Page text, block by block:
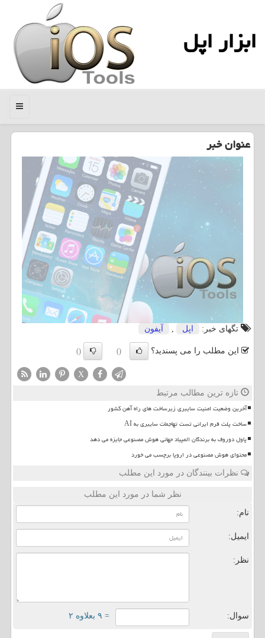
ابزار اپل
منو
عنوان خبر
تگهای خبر: اپل آیفون
این مطلب را می پسندید؟ ()
()
X
تازه ترین مطالب مرتبط
آخرین وضعیت امنیت سایبری زیرساخت های راه آهن کشور
ساخت پلت فرم ایرانی تست تهاجمات سایبری به AI
پاول دوروف به برندگان المپیاد جهانی هوش مصنوعی جایزه می دهد
محتوای هوش مصنوعی در اروپا برچسب می خورد
نظرات بینندگان در مورد این مطلب
نظر شما در مورد این مطلب
نام:
ایمیل:
نظر:
سوال: = ۹ بعلاوه ۲